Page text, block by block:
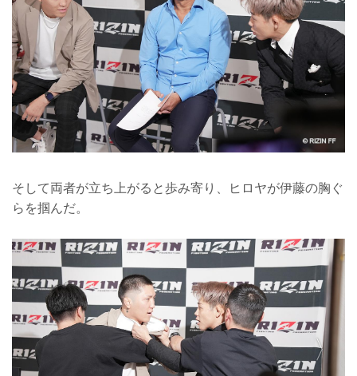
そして両者が立ち上がると歩み寄り、ヒロヤが伊藤の胸ぐ
らを掴んだ。